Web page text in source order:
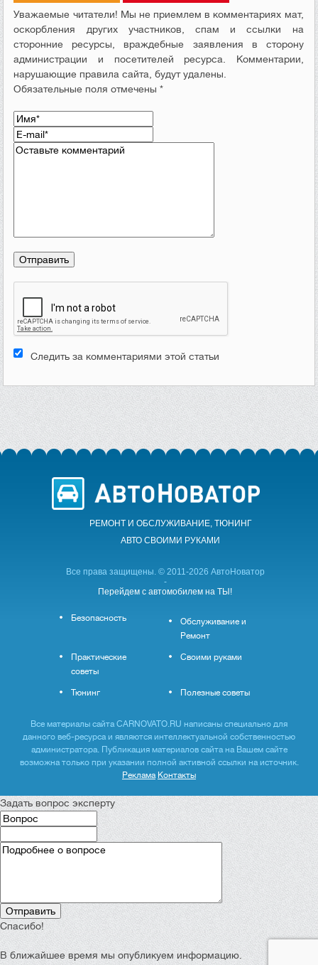
Уважаемые читатели! Мы не приемлем в комментариях мат,
оскорбления других участников, спам и ссылки на
сторонние ресурсы, враждебные заявления в сторону
администрации и посетителей ресурса. Комментарии,
нарушающие правила сайта, будут удалены.
Обязательные поля отмечены *
Следить за комментариями этой статьи
РЕМОНТ И ОБСЛУЖИВАНИЕ, ТЮНИНГ
АВТО CВОИМИ РУКАМИ
Все права защищены. © 2011-2026 АвтоНоватор
-
Перейдем с автомобилем на ТЫ!
Безопасность
Обслуживание и
Ремонт
Практические
советы
Своими руками
Тюнинг Полезные советы
Все материалы сайта CARNOVATO.RU написаны специально для
данного веб-ресурса и являются интеллектуальной собственностью
администратора. Публикация материалов сайта на Вашем сайте
возможна только при указании полной активной ссылки на источник.
Реклама Контакты
Задать вопрос эксперту
Спасибо!
В ближайшее время мы опубликуем информацию.